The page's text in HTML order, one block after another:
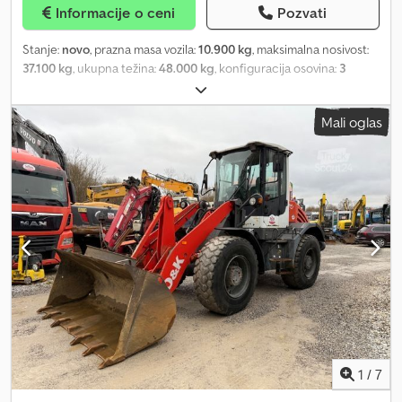
Informacije o ceni Pozvati
Stanje: novo, prazna masa vozila:10.900 kg, maksimalna nosivost:
37.100 kg, ukupna težina:48.000 kg, konfiguracija osovina: 3
, dužina tovarnog prostora:
prostora:2.540 mm, visina tovarnog prostora:890 mm, suspencija:
vazduh
, radna težina:
10.900 kg
, Labudov vrat: - Labudov vrat u SNT
dizajnu za optimizaciju dužine tovarne površine, dužina cca 3.700
mm, pozadi zakošen cca 1.000 mm pod uglom 6° - Tehničko
opterećenje sedla: 18.000 kg - Za tegljače: 4 x 2 i 6 x 2 Tovarna
površina: - Tovarna površina, dužina cca 9.600 mm sa zakošenjem
na zadnjem delu cca 900 mm pod uglom 6° - Tovarna površina iza
labudovog vrata hidraulički podizna i spuštajuća, dužina cca 3.000
mm, nosivost do cca 9.000 kg - Rešetkasta podloga i limeni pod
debljine cca 5 mm kao dodatno ojačanje na zakošenju tovarne
površine Rampe: - Par dvodelnih AXS čeličnih rampi, dužine cca
4.675 mm i širine cca 900 mm Dcodpouadk Njfx Aklok - Rešetkasta
podloga - Hidraulički preklopni vrhovi rampi - Rampe pojedinačno
hidraulički pomerive cca 235 mm spolja i cca 365 mm unutra -
Premaz od peska na eksternom okviru rampe i na vrhu rampe -
Mali oglas
1 / 7